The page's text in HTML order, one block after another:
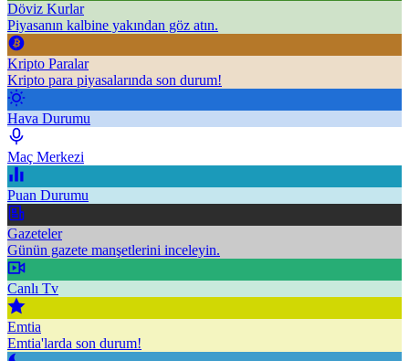
Döviz Kurlar
Piyasanın kalbine yakından göz atın.
Kripto Paralar
Kripto para piyasalarında son durum!
Hava Durumu
Maç Merkezi
Puan Durumu
Gazeteler
Günün gazete manşetlerini inceleyin.
Canlı Tv
Emtia
Emtia'larda son durum!